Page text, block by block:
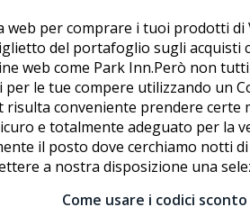
per comprare i tuoi prodotti di
del portafoglio sugli acquisti
web come Park Inn.Però non
le tue compere utilizzando un
conveniente prendere
e totalmente adeguato per la
il posto dove cerchiamo notti
a nostra disposizione una
Come usare i codici